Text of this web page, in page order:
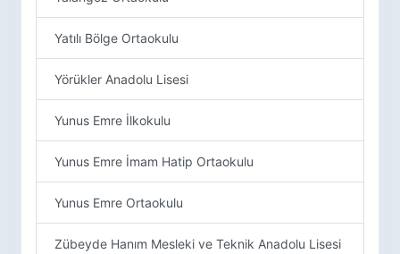
Yatılı Bölge Ortaokulu
Yörükler Anadolu Lisesi
Yunus Emre İlkokulu
Yunus Emre İmam Hatip Ortaokulu
Yunus Emre Ortaokulu
Zübeyde Hanım Mesleki ve Teknik Anadolu Lisesi